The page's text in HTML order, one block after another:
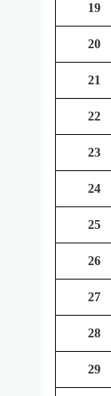
19
20
21
22
23
24
25
26
27
28
29